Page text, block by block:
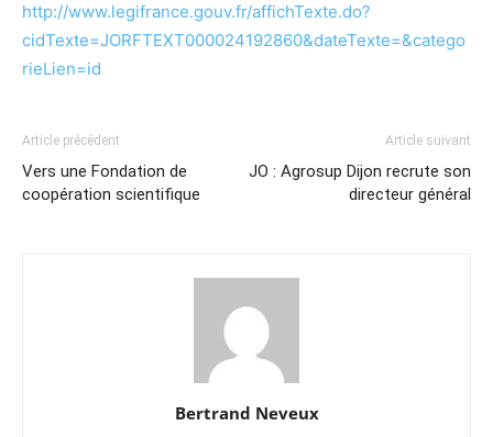
http://www.legifrance.gouv.fr/affichTexte.do?
cidTexte=JORFTEXT000024192860&dateTexte=&catego
rieLien=id
Article précédent
Vers une Fondation de
coopération scientifique
Article suivant
JO : Agrosup Dijon recrute son
directeur général
Bertrand Neveux